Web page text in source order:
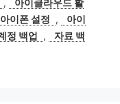
,
아이클라우드 활
아이폰 설정 ,
아이
정 백업 ,
자료 백